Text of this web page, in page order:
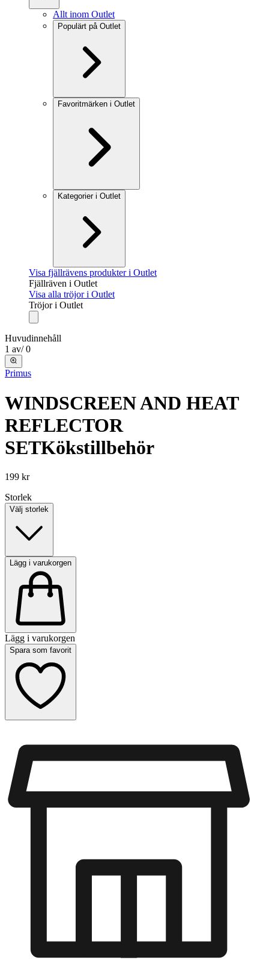
Allt inom Outlet
Populärt på Outlet
Favoritmärken i Outlet
Kategorier i Outlet
Visa fjällrävens produkter i Outlet
Fjällräven i Outlet
Visa alla tröjor i Outlet
Tröjor i Outlet
Huvudinnehåll
1 av/ 0
Primus
WINDSCREEN AND HEAT
REFLECTOR
SETKökstillbehör
199 kr
Storlek
Välj storlek
Lägg i varukorgen
Lägg i varukorgen
Spara som favorit